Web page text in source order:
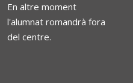
En altre moment
l'alumnat romandrà fora
del centre.